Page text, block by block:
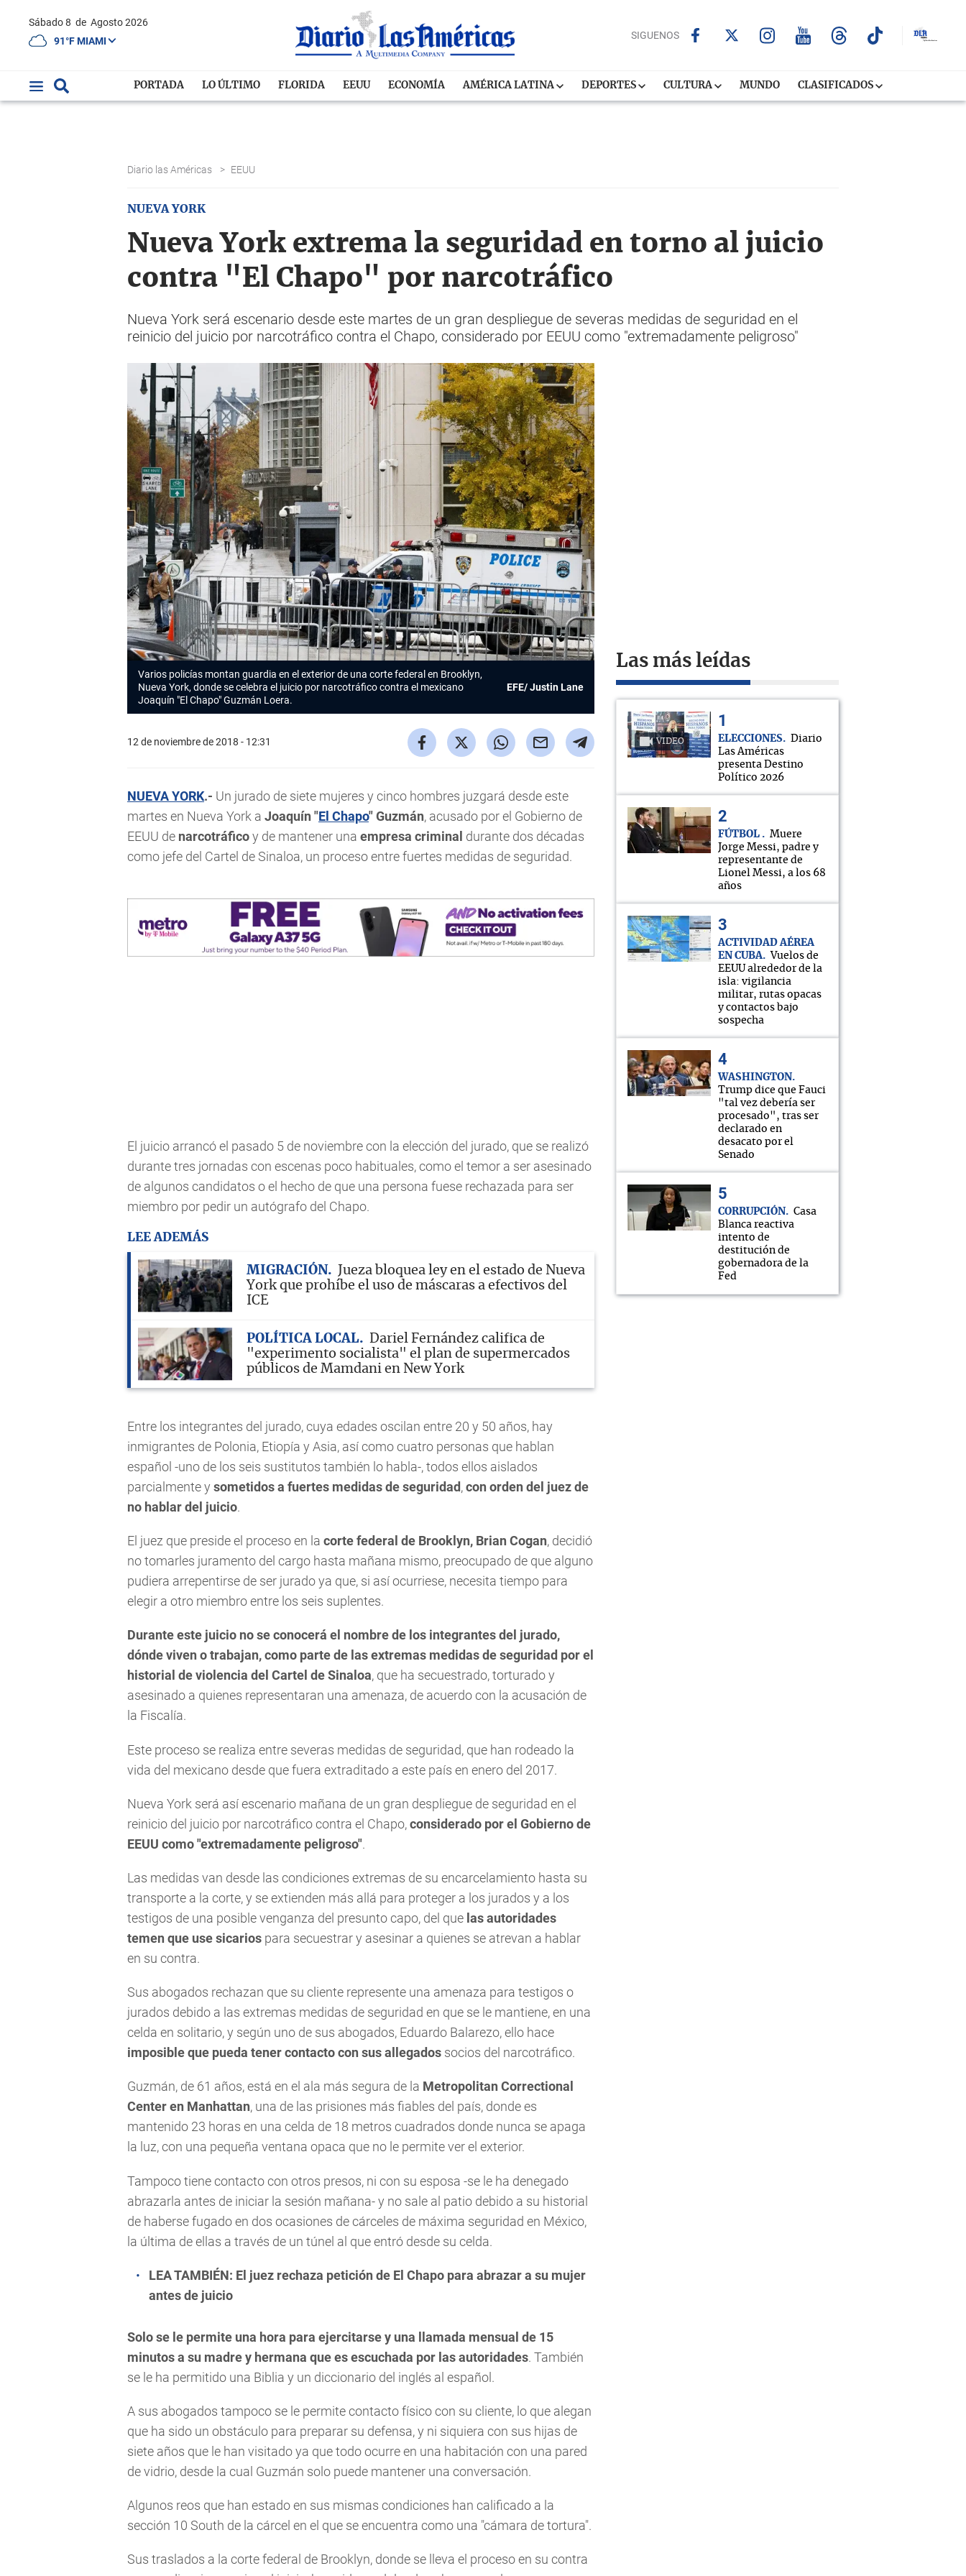
Sábado 8 de Agosto 2026
91°F MIAMI
SIGUENOS
PORTADA LO ÚLTIMO FLORIDA EEUU ECONOMÍA AMÉRICA LATINA DEPORTES CULTURA MUNDO CLASIFICADOS
Diario las Américas > EEUU
NUEVA YORK
Nueva York extrema la seguridad en torno al juicio
contra "El Chapo" por narcotráfico
Nueva York será escenario desde este martes de un gran despliegue de severas medidas de seguridad en el
reinicio del juicio por narcotráfico contra el Chapo, considerado por EEUU como "extremadamente peligroso"
Varios policías montan guardia en el exterior de una corte federal en Brooklyn,
Nueva York, donde se celebra el juicio por narcotráfico contra el mexicano
Joaquín "El Chapo" Guzmán Loera.
EFE/ Justin Lane
12 de noviembre de 2018 - 12:31
NUEVA YORK.- Un jurado de siete mujeres y cinco hombres juzgará desde este
martes en Nueva York a Joaquín "El Chapo" Guzmán, acusado por el Gobierno de
EEUU de narcotráficoy de mantener una empresa criminal durante dos décadas
como jefe del Cartel de Sinaloa, un proceso entre fuertes medidas de seguridad.
El juicio arrancó el pasado 5 de noviembre con la elección del jurado, que se realizó
durante tres jornadas con escenas poco habituales, como el temor a ser asesinado
de algunos candidatos o el hecho de que una persona fuese rechazada para ser
miembro por pedir un autógrafo del Chapo.
LEE ADEMÁS
MIGRACIÓN
Jueza bloquea ley en el estado de Nueva
York que prohíbe el uso de máscaras a efectivos del
ICE
POLÍTICA LOCAL
Dariel Fernández califica de
"experimento socialista" el plan de supermercados
públicos de Mamdani en New York
Entre los integrantes del jurado, cuya edades oscilan entre 20 y 50 años, hay
inmigrantes de Polonia, Etiopía y Asia, así como cuatro personas que hablan
español -uno de los seis sustitutos también lo habla-, todos ellos aislados
parcialmente y sometidos a fuertes medidas de seguridad,con orden del juez de
no hablar del juicio.
El juez que preside el proceso en la corte federal de Brooklyn, Brian Cogan, decidió
no tomarles juramento del cargo hasta mañana mismo, preocupado de que alguno
pudiera arrepentirse de ser jurado ya que, si así ocurriese, necesita tiempo para
elegir a otro miembro entre los seis suplentes.
Durante este juicio no se conocerá el nombre de los integrantes del jurado,
dónde viven o trabajan, como parte de las extremas medidas de seguridad por el
historial de violencia del Cartel de Sinaloa, que ha secuestrado, torturado y
asesinado a quienes representaran una amenaza, de acuerdo con la acusación de
la Fiscalía.
Este proceso se realiza entre severas medidas de seguridad, que han rodeado la
vida del mexicano desde que fuera extraditado a este país en enero del 2017.
Nueva York será así escenario mañana de un gran despliegue de seguridad en el
reinicio del juicio por narcotráfico contra el Chapo,considerado por el Gobierno de
EEUU como "extremadamente peligroso".
Las medidas van desde las condiciones extremas de su encarcelamiento hasta su
transporte a la corte, y se extienden más allá para proteger a los jurados y a los
testigos de una posible venganza del presunto capo, del que las autoridades
temen que use sicarios para secuestrar y asesinar a quienes se atrevan a hablar
en su contra.
Sus abogados rechazan que su cliente represente una amenaza para testigos o
jurados debido a las extremas medidas de seguridad en que se le mantiene, en una
celda en solitario, y según uno de sus abogados, Eduardo Balarezo, ello hace
imposible que pueda tener contacto con sus allegados socios del narcotráfico.
Guzmán, de 61 años, está en el ala más segura de la Metropolitan Correctional
Center en Manhattan, una de las prisiones más fiables del país, donde es
mantenido 23 horas en una celda de 18 metros cuadrados donde nunca se apaga
la luz, con una pequeña ventana opaca que no le permite ver el exterior.
Tampoco tiene contacto con otros presos, ni con su esposa -se le ha denegado
abrazarla antes de iniciar la sesión mañana- y no sale al patio debido a su historial
de haberse fugado en dos ocasiones de cárceles de máxima seguridad en México,
la última de ellas a través de un túnel al que entró desde su celda.
LEA TAMBIÉN: El juez rechaza petición de El Chapo para abrazar a su mujer
antes de juicio
Solo se le permite una hora para ejercitarse y una llamada mensual de 15
minutos a su madre y hermana que es escuchada por las autoridades. También
se le ha permitido una Biblia y un diccionario del inglés al español.
A sus abogados tampoco se le permite contacto físico con su cliente, lo que alegan
que ha sido un obstáculo para preparar su defensa, y ni siquiera con sus hijas de
siete años que le han visitado ya que todo ocurre en una habitación con una pared
de vidrio, desde la cual Guzmán solo puede mantener una conversación.
Algunos reos que han estado en sus mismas condiciones han calificado a la
sección 10 South de la cárcel en el que se encuentra como una "cámara de tortura".
Sus traslados a la corte federal de Brooklyn, donde se lleva el proceso en su contra
Las más leídas
VIDEO ELECCIONES
Diario
Las Américas
presenta Destino
Político 2026
FÚTBOL
Muere
Jorge Messi, padre y
representante de
Lionel Messi, a los 68
años
ACTIVIDAD AÉREA
EN CUBA
Vuelos de
EEUU alrededor de la
isla: vigilancia
militar, rutas opacas
y contactos bajo
sospecha
WASHINGTON
Trump dice que Fauci
"tal vez debería ser
procesado", tras ser
declarado en
desacato por el
Senado
CORRUPCIÓN
Casa
Blanca reactiva
intento de
destitución de
gobernadora de la
Fed